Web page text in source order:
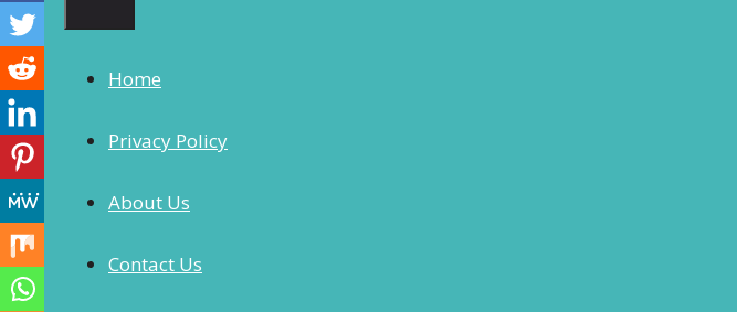
Home
Privacy Policy
About Us
Contact Us